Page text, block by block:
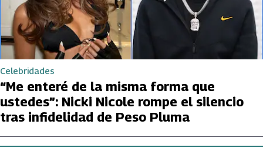
Celebridades
“Me enteré de la misma forma que
ustedes”: Nicki Nicole rompe el silencio
tras infidelidad de Peso Pluma